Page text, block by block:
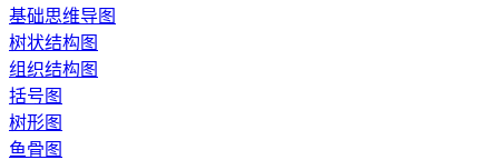
基础思维导图
树状结构图
组织结构图
括号图
树形图
鱼骨图